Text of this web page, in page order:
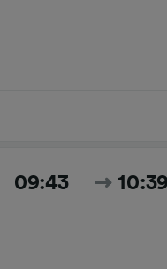
09:43 10:39